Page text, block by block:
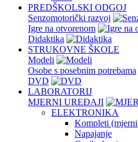
PREDŠKOLSKI ODGOJ
Senzomotorički razvoj
Igre na otvorenom
Didaktika
STRUKOVNE ŠKOLE
Modeli
Osobe s posebnim potrebama
DVD
LABORATORIJ
MJERNI UREĐAJI
ELEKTRONIKA
Kompleti
Napajanje